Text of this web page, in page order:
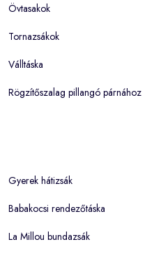
Övtasakok
Tornazsákok
Válltáska
Rögzítőszalag pillangó párnához
Gyerek hátizsák
Babakocsi rendezőtáska
La Millou bundazsák